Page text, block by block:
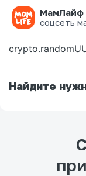
МамЛайф
соцсеть
Ошибка
Найдите